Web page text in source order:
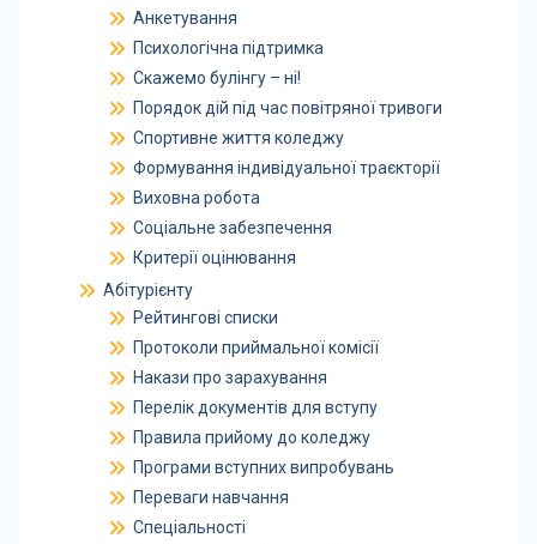
Анкетування
Психологічна підтримка
Скажемо булінгу – ні!
Порядок дій під час повітряної тривоги
Спортивне життя коледжу
Формування індивідуальної траєкторії
Виховна робота
Соціальне забезпечення
Критерії оцінювання
Абітурієнту
Рейтингові списки
Протоколи приймальної комісії
Накази про зарахування
Перелік документів для вступу
Правила прийому до коледжу
Програми вступних випробувань
Переваги навчання
Спеціальності